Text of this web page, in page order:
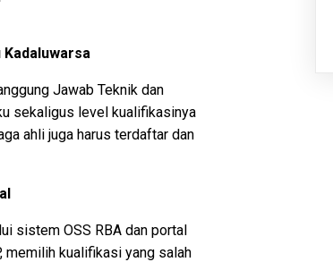
Jawab Teknik dan
sekaligus level kualifikasinya
ahli juga harus terdaftar dan
sistem OSS RBA dan portal
memilih kualifikasi yang salah